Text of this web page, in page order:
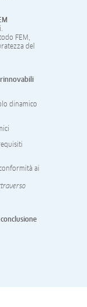
FEM,
del
rinnovabili
dinamico
ai